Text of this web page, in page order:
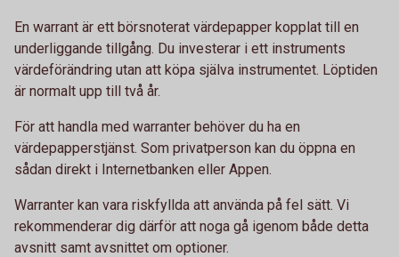
En warrant är ett börsnoterat värdepapper kopplat till en
underliggande tillgång. Du investerar i ett instruments
värdeförändring utan att köpa själva instrumentet. Löptiden
är normalt upp till två år.
För att handla med warranter behöver du ha en
värdepapperstjänst. Som privatperson kan du öppna en
sådan direkt i Internetbanken eller Appen.
Warranter kan vara riskfyllda att använda på fel sätt. Vi
rekommenderar dig därför att noga gå igenom både detta
avsnitt samt avsnittet om optioner.